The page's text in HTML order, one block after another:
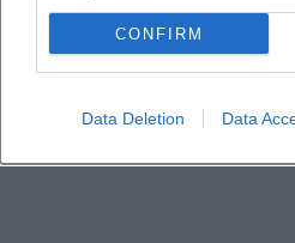
CONFIRM
Data Deletion Data
Wie erhalte ich Tickets
Findet die Führung drinnen